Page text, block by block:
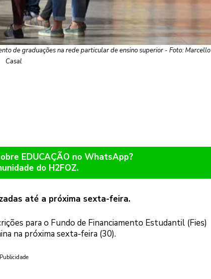
de graduações na rede particular de ensino superior - Foto: Marcello
Casal
EDUCAÇÃO no WhatsApp?
do H2FOZ.
até a próxima sexta-feira.
para o Fundo de Financiamento Estudantil (Fies)
na próxima sexta-feira (30).
Publicidade